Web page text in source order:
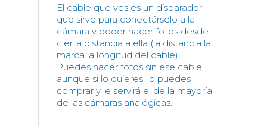
El cable que ves es un disparador
que sirve para conectárselo a la
cámara y poder hacer fotos desde
cierta distancia a ella (la distancia la
marca la longitud del cable).
Puedes hacer fotos sin ese cable,
aunque si lo quieres, lo puedes
comprar y le servirá el de la mayoría
de las cámaras analógicas.